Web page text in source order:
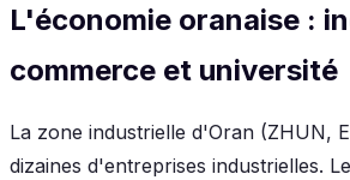
L'économie oranaise :
commerce et université
La zone industrielle d'Oran (ZHUN,
dizaines d'entreprises industrielles.